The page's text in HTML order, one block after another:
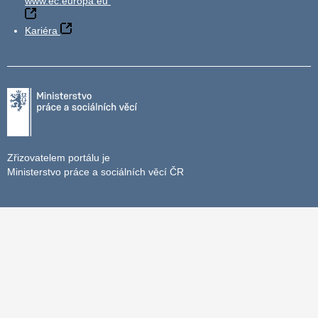
Kariéra
Zřizovatelem portálu je
Ministerstvo práce a sociálních věcí ČR